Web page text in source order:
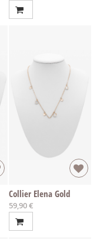
Collier Elena Gold
59,90 €